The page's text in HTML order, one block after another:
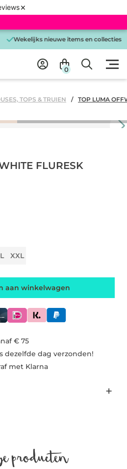
×
Wekelijks nieuwe items en collecties
0
TOPS & TRUIEN TOP LUMA
FLURESK
XXL
aan winkelwagen
€ 75
dezelfde dag verzonden!
met Klarna
producten